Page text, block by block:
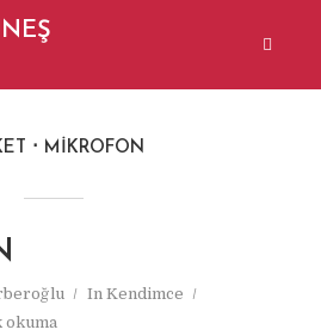
MIKROFON
In Kendimce
okuma